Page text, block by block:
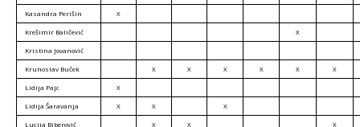
Kasandra Perišin X
Krešimir Baličević X
Kristina Jovanović
Krunoslav Buček X X X X X X
Lidija Pajc X
Lidija Šaravanja X X X
Lucija Biberović X X X